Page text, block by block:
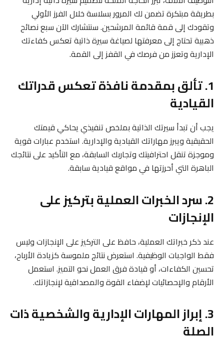
بطريقة مبتكرة تضمن لك المرور بسلاسة خلال الفرز الأولي
وتقودك إلى قمة قائمة المرشحين. سنتشارك الآن سبع نصائح
ذهبية تحتاج إلى معرفتها لصياغة سيرة ذاتية تعكس كفاءتك
الإدارية وتعزز من فرصك في القفز إلى القمة.
1. تألق بمقدمة نافذة تعكس قدراتك
القيادية
يجب أن تبدأ سيرتك الذاتية بملخص تنفيذي يحاكي قيمتك
الحقيقية ويبرز مهاراتك القيادية والإدارية. استخدم عبارات قوية
وموجزة تنقل احترافيتك وتجاربك السابقة، مع التأكيد على نتائجك
الباهرة التي أحرزتها في مواقع قيادية سابقة.
2. سرد الخبرات العملية بتركيز على
الإنجازات
عند ذكر خبراتك العملية، حافظ على التركيز على الإنجازات وليس
فقط الواجبات الوظيفية. استعرض نتائج ملموسة كزيادة الأرباح،
تحسين الكفاءات، أو قيادة فرق العمل نحو التميز. استعمل
الأرقام والإحصائيات لإضفاء القوة والمصداقية لإنجازاتك.
3. إبراز المهارات الإدارية والشخصية ذات
الصلة